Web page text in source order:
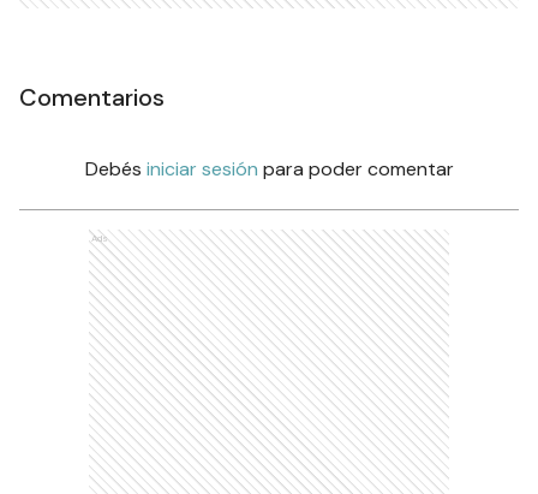
Comentarios
Debés iniciar sesión para poder comentar
Ads